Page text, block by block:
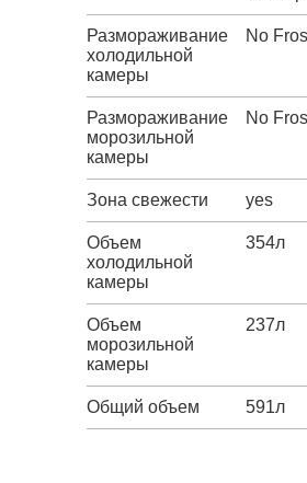
Размораживание
холодильной
камеры
No
Размораживание
морозильной
камеры
No
Зона свежести yes
Объем
холодильной
камеры
354л
Объем
морозильной
камеры
237л
Общий объем 591л